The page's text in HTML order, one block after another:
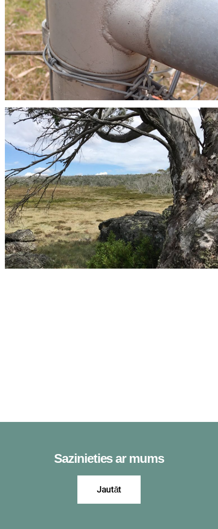
Sazinieties ar mums
Jautāt